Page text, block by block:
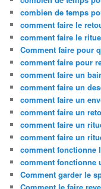
combien de temps
comment faire le
comment faire le
Comment faire pour
comment faire pour
comment faire un
comment faire un
comment faire un
comment faire un
comment faire un
comment faire un
comment fonctionne
comment fonctionne
Comment garder le